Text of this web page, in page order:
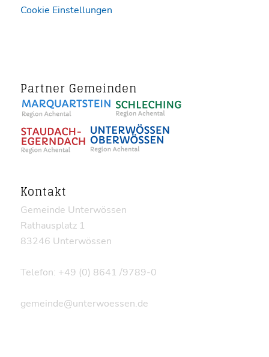
Cookie Einstellungen
Partner Gemeinden
Kontakt
Gemeinde Unterwössen
Rathausplatz 1
83246 Unterwössen
Telefon: +49 (0) 8641 /9789-0
gemeinde@unterwoessen.de